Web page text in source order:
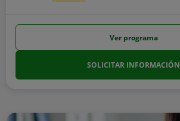
Ver programa
SOLICITAR INFORMACIÓN